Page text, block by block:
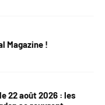
Magazine !
22 août 2026 : les